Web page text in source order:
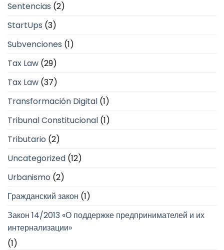
Sentencias (2)
StartUps (3)
Subvenciones (1)
Tax Law (29)
Tax Law (37)
Transformación Digital (1)
Tribunal Constitucional (1)
Tributario (2)
Uncategorized (12)
Urbanismo (2)
Гражданский закон (1)
Закон 14/2013 «О поддержке предпринимателей и их
интернализации»
(1)